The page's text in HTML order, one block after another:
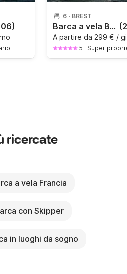
6 · BREST
Barca a vela BENETEAU FIRST 31.7 9.61m
A partire da 299 € /
5 · Super
ricercate
a vela Francia
con Skipper
in luoghi da sogno